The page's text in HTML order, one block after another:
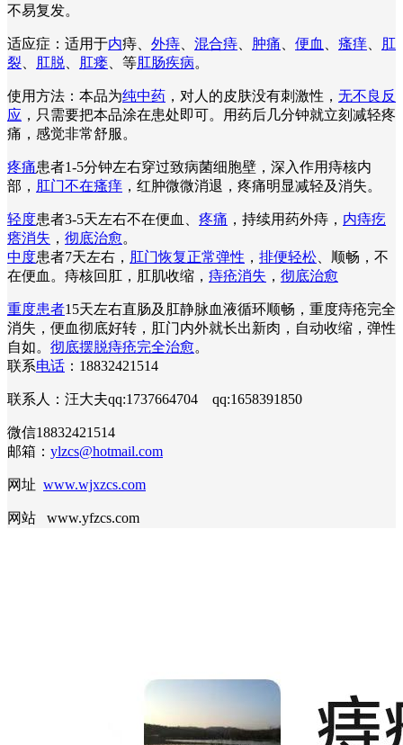
不易复发。
适应症：适用于内痔、 外痔 混合痔 肿痛 便血 瘙痒
肛
裂
肛脱 肛瘘 、等肛肠疾病。
使用方法：本品为纯中药 ，对人的皮肤没有刺激性， 无不良反
应 ，只需要把本品涂在患处即可。用药后几分钟就立刻减轻疼
痛，感觉非常舒服。
疼痛患者1-5分钟左右穿过致病菌细胞壁，深入作用痔核内
部， 肛门不在瘙痒 ，红肿微微消退，疼痛明显减轻及消失。
轻度患者3-5天左右不在便血、 疼痛 ，持续用药外痔， 内痔疙
瘩消失 ， 彻底治愈。
中度患者7天左右， 肛门恢复正常弹性 ， 排便轻松 、顺畅，不
在便血。痔核回肛，肛肌收缩， 痔疮消失 ， 彻底治愈
重度患者15天左右直肠及肛静脉血液循环顺畅，重度痔疮完全
消失，便血彻底好转，肛门内外就长出新肉，自动收缩，弹性
自如。 彻底摆脱痔疮完全治愈。
联系电话 ：18832421514
联系人：汪大夫qq:1737664704 qq:1658391850
微信18832421514
邮箱： ylzcs@hotmail.com
网址 www.wjxzcs.com
网站 www.yfzcs.com